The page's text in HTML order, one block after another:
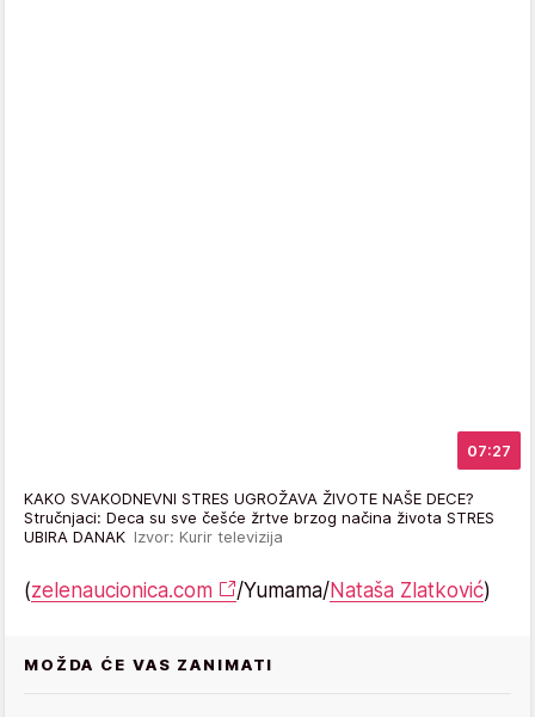
07:27
KAKO SVAKODNEVNI STRES UGROŽAVA ŽIVOTE NAŠE DECE?
Stručnjaci: Deca su sve češće žrtve brzog načina života STRES
UBIRA DANAK Izvor: Kurir televizija
(zelenaucionica.com /Yumama/Nataša Zlatković)
MOŽDA ĆE VAS ZANIMATI